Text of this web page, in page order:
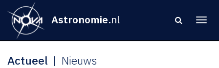
Astronomie.nl
Actueel Nieuws